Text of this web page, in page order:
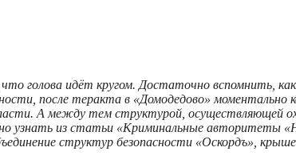
голова идёт кругом. Достаточно вспомнить, как
после теракта в «Домодедово» моментально
А между тем структурой, осуществляющей
узнать из статьи «Криминальные авторитеты
структур безопасности «Оскордъ»,